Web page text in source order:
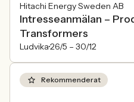
Hitachi Energy Sweden AB
Intresseanmälan –
Transformers
Ludvika26/5 – 30/12
Rekommenderat